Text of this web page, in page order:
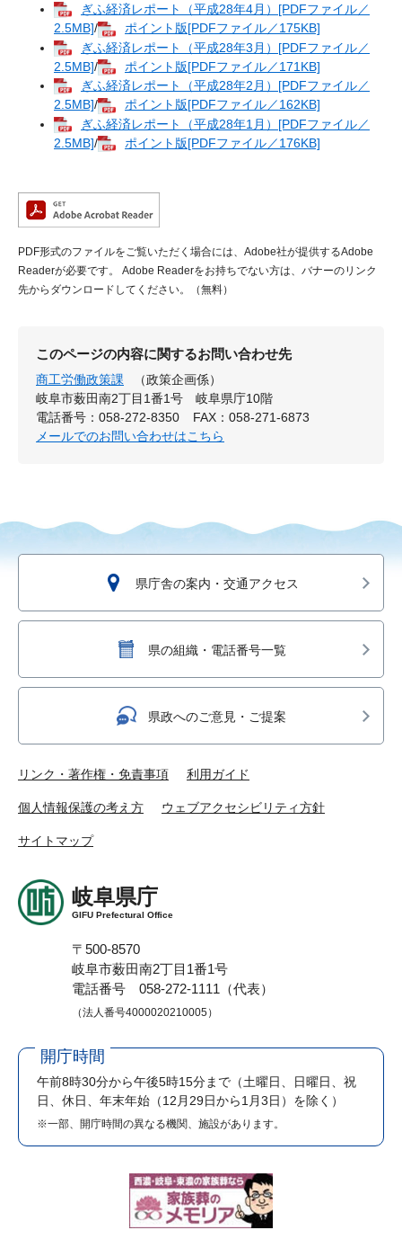
ぎふ経済レポート（平成28年4月）[PDFファイル／
2.5MB]/
ポイント版[PDFファイル／175KB]
ぎふ経済レポート（平成28年3月）[PDFファイル／
2.5MB]/
ポイント版[PDFファイル／171KB]
ぎふ経済レポート（平成28年2月）[PDFファイル／
2.5MB]/
ポイント版[PDFファイル／162KB]
ぎふ経済レポート（平成28年1月）[PDFファイル／
2.5MB]/ ポイント版[PDFファイル／176KB]
PDF形式のファイルをご覧いただく場合には、Adobe社が提供するAdobe
Readerが必要です。
Adobe Readerをお持ちでない方は、バナーのリンク
先からダウンロードしてください。（無料）
このページの内容に関するお問い合わせ先
商工労働政策課
（政策企画係）
岐阜市薮田南2丁目1番1号 岐阜県庁10階
電話番号：058-272-8350
FAX：058-271-6873
メールでのお問い合わせはこちら
県庁舎の案内・交通アクセス
県の組織・電話番号一覧
県政へのご意見・ご提案
リンク・著作権・免責事項 利用ガイド
個人情報保護の考え方 ウェブアクセシビリティ方針
サイトマップ
岐阜県庁
GIFU Prefectural Office
〒500-8570
岐阜市薮田南2丁目1番1号
電話番号 058-272-1111（代表）
（法人番号4000020210005）
開庁時間
午前8時30分から午後5時15分まで （土曜日、日曜日、祝
日、休日、年末年始（12月29日から1月3日）を除く）
※一部、開庁時間の異なる機関、施設があります。